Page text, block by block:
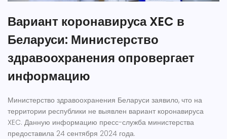
Вариант коронавируса XEC в
Беларуси: Министерство
здравоохранения опровергает
информацию
Министерство здравоохранения Беларуси заявило, что на
территории республики не выявлен вариант коронавируса
XEC. Данную информацию пресс-служба министерства
предоставила 24 сентября 2024 года.